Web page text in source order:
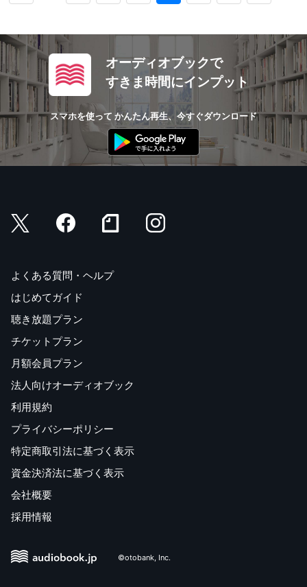
オーディオブックで
すきま時間にインプット
スマホを使って かんたん再生、今すぐダウンロード
よくある質問・ヘルプ
はじめてガイド
聴き放題プラン
チケットプラン
月額会員プラン
法人向けオーディオブック
利用規約
プライバシーポリシー
特定商取引法に基づく表示
資金決済法に基づく表示
会社概要
採用情報
©otobank, Inc.